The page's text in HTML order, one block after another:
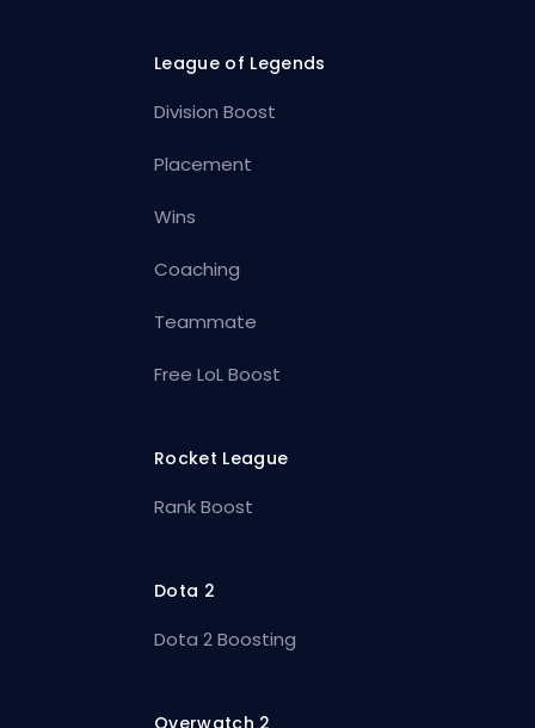
League of Legends
Division Boost
Placement
Wins
Coaching
Teammate
Free LoL Boost
Rocket League
Rank Boost
Dota 2
Dota 2 Boosting
Overwatch 2